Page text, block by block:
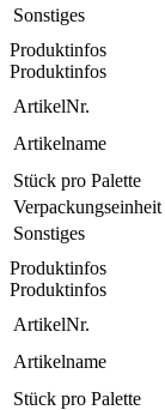
Sonstiges
Produktinfos
Produktinfos
ArtikelNr.
Artikelname
Stück pro Palette
Verpackungseinheit
Sonstiges
Produktinfos
Produktinfos
ArtikelNr.
Artikelname
Stück pro Palette